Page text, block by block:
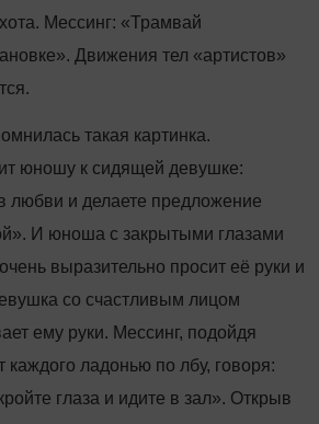
Мессинг: «Трамвай
Движения тел «артистов»
такая картинка.
юношу к сидящей девушке:
любви и делаете предложение
И юноша с закрытыми глазами
выразительно просит её руки и
со счастливым лицом
ему руки. Мессинг, подойдя
каждого ладонью по лбу, говоря:
глаза и идите в зал». Открыв